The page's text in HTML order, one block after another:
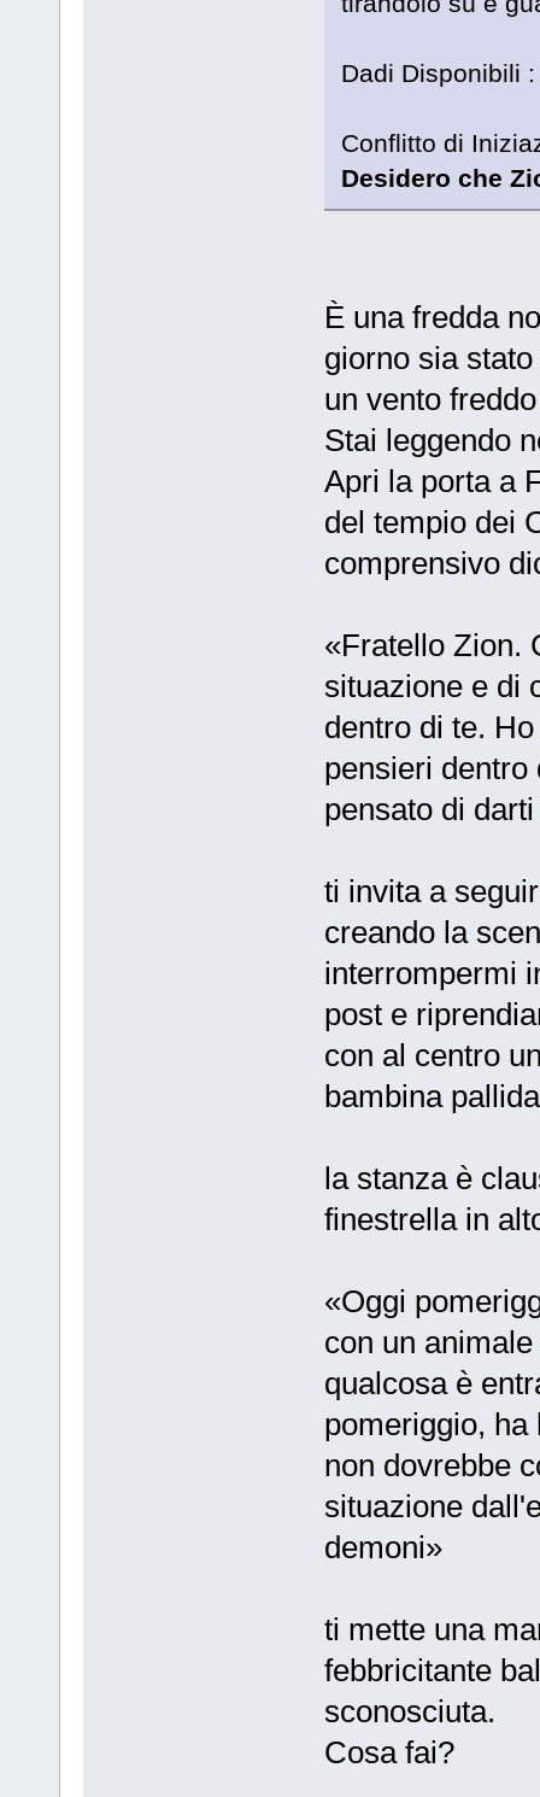
Dadi Disponibili
Conflitto di
Desidero che
È una fredda
giorno sia
un vento
Stai leggendo
Apri la porta a
del tempio dei
comprensivo
«Fratello Zion.
situazione e di
dentro di te.
pensieri dentro
pensato di
ti invita a
creando la
interrompermi
post e
con al centro
bambina
la stanza è
finestrella in
«Oggi
con un
qualcosa è
pomeriggio, ha
non dovrebbe
situazione
demoni»
ti mette una
febbricitante
sconosciuta.
Cosa fai?